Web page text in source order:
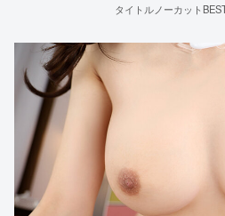
タイトルノーカット